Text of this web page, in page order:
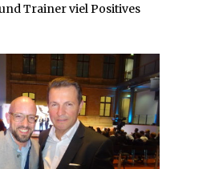
Trainer viel Positives